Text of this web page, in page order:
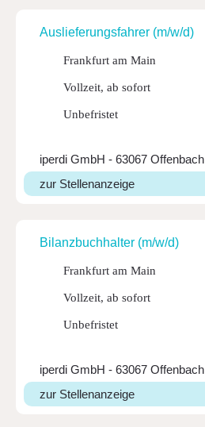
Auslie­fe­rungs­fahrer (m/w/d)
Frankfurt am Main
Vollzeit, ab sofort
Unbefristet
iperdi GmbH - 63067 Offenbach
zur Stellenanzeige
Bilanz­buch­halter (m/w/d)
Frankfurt am Main
Vollzeit, ab sofort
Unbefristet
iperdi GmbH - 63067 Offenbach
zur Stellenanzeige